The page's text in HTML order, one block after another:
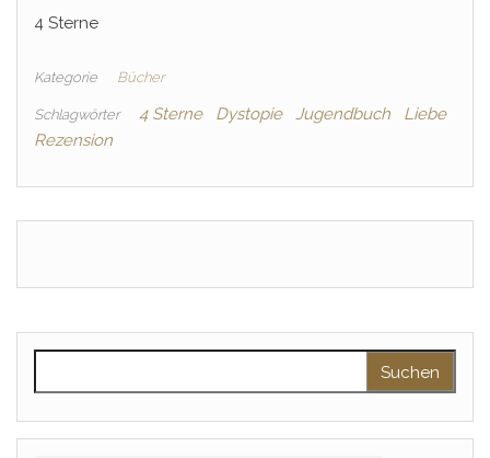
4 Sterne
Kategorie Bücher
Schlagwörter 4 Sterne Dystopie Jugendbuch
Liebe
Rezension